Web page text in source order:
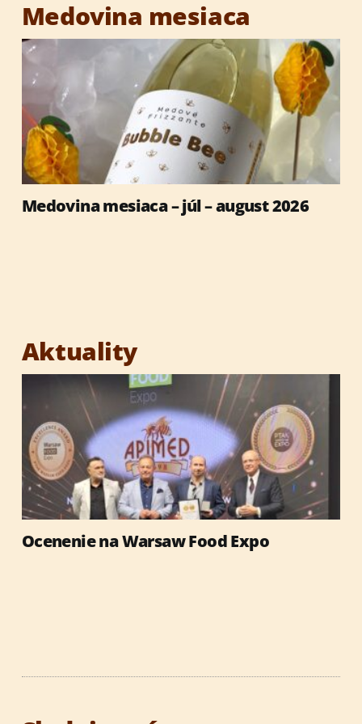
Reklamné predmety
Vianočné darčeky
Medovina mesiaca
Medovina mesiaca – júl – august 2026
Aktuality
Ocenenie na Warsaw Food Expo